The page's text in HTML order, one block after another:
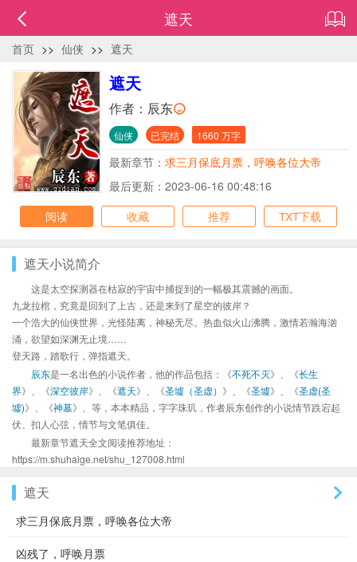
遮天
首页 >> 仙侠 >> 遮天
遮天
作者： 辰东
仙侠 已完结 1660 万字
最新章节： 求三月保底月票，呼唤各位大帝
最后更新：2023-06-16 00:48:16
阅读
收藏 推荐 TXT下载
遮天小说简介
这是太空探测器在枯寂的宇宙中捕捉到的一幅极其震撼的画面。
九龙拉棺，究竟是回到了上古，还是来到了星空的彼岸？
一个浩大的仙侠世界，光怪陆离，神秘无尽。热血似火山沸腾，激情若瀚海汹
涌，欲望如深渊无止境……
登天路，踏歌行，弹指遮天。
辰东是一名出色的小说作者，他的作品包括：《不死不灭》、《长生
界》、《深空彼岸》、《遮天》、《圣墟（圣虚） 》、《圣墟》、《圣虚(圣
墟)》、《神墓》、等，本本精品，字字珠玑，作者辰东创作的小说情节跌宕起
伏、扣人心弦，情节与文笔俱佳。
最新章节遮天全文阅读推荐地址：
https://m.shuhaige.net/shu_127008.html
遮天
求三月保底月票，呼唤各位大帝
凶残了，呼唤月票